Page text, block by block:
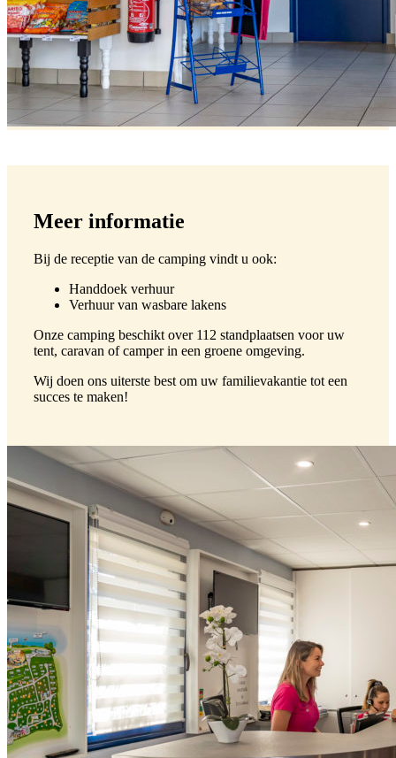
Meer informatie
Bij de receptie van de camping vindt u ook:
Handdoek verhuur
Verhuur van wasbare lakens
Onze camping beschikt over 112 standplaatsen voor uw
tent, caravan of camper in een groene omgeving.
Wij doen ons uiterste best om uw familievakantie tot een
succes te maken!